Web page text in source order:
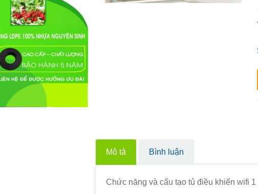
Mô tả Bình luận
Chức năng và cấu tạo tủ điều khiển wifi